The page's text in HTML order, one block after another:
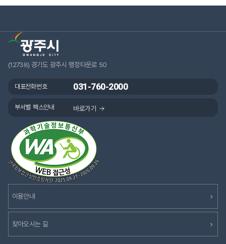
(12738) 경기도 광주시 행정타운로 50
대표전화번호 031-760-2000
부서별 팩스안내 바로가기
이용안내
찾아오시는 길